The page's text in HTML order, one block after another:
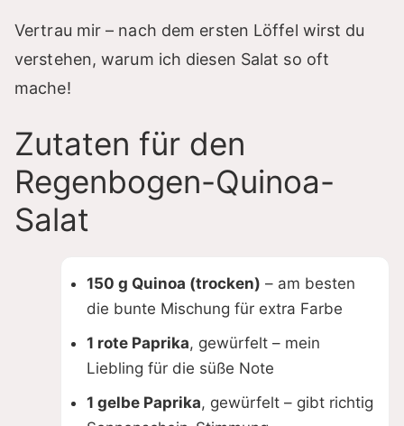
y
e
Vertrau mir – nach dem ersten Löffel wirst du
verstehen, warum ich diesen Salat so oft
mache!
Zutaten für den
Regenbogen-Quinoa-
Salat
150 g Quinoa (trocken) – am besten
die bunte Mischung für extra Farbe
1 rote Paprika, gewürfelt – mein
Liebling für die süße Note
1 gelbe Paprika, gewürfelt – gibt richtig